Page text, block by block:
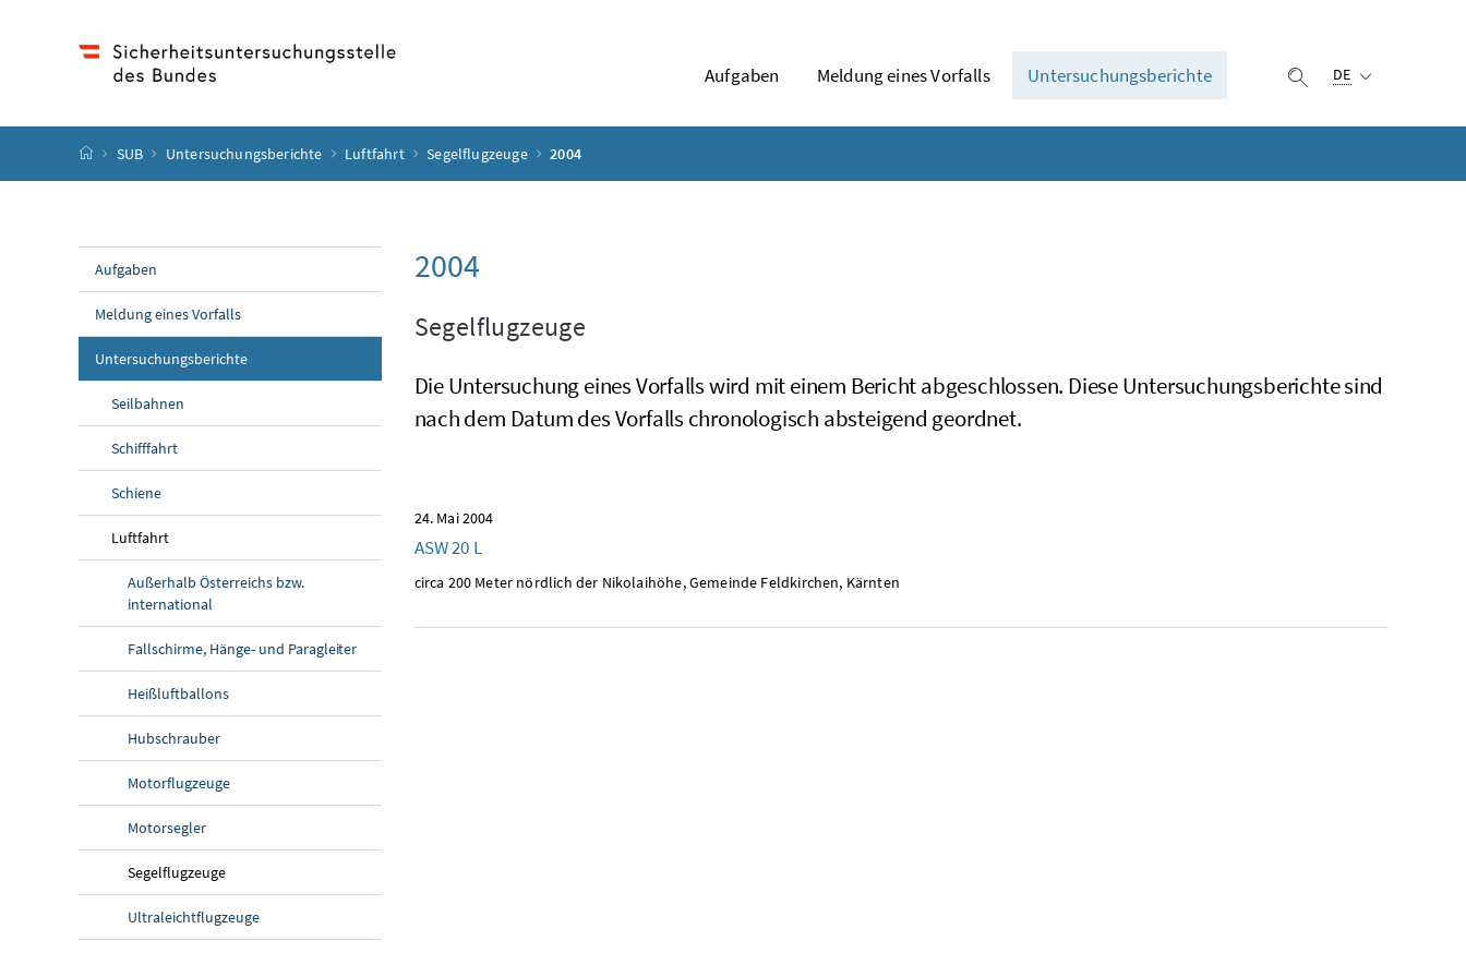
Aufgaben Meldung eines Vorfalls Untersuchungsberichte Suche einblenden
DE
Startseite
SUB Untersuchungsberichte Luftfahrt Segelflugzeuge 2004
Aufgaben
Meldung eines Vorfalls
Untersuchungsberichte
Seilbahnen
Schifffahrt
Schiene
Luftfahrt
Außerhalb Österreichs bzw.
international
Fallschirme, Hänge- und Paragleiter
Heißluftballons
Hubschrauber
Motorflugzeuge
Motorsegler
Segelflugzeuge
Ultraleichtflugzeuge
2004
Segelflugzeuge
Die Untersuchung eines Vorfalls wird mit einem Bericht abgeschlossen. Diese Untersuchungsberichte sind
nach dem Datum des Vorfalls chronologisch absteigend geordnet.
24. Mai 2004
ASW 20 L
circa 200 Meter nördlich der Nikolaihöhe, Gemeinde Feldkirchen, Kärnten